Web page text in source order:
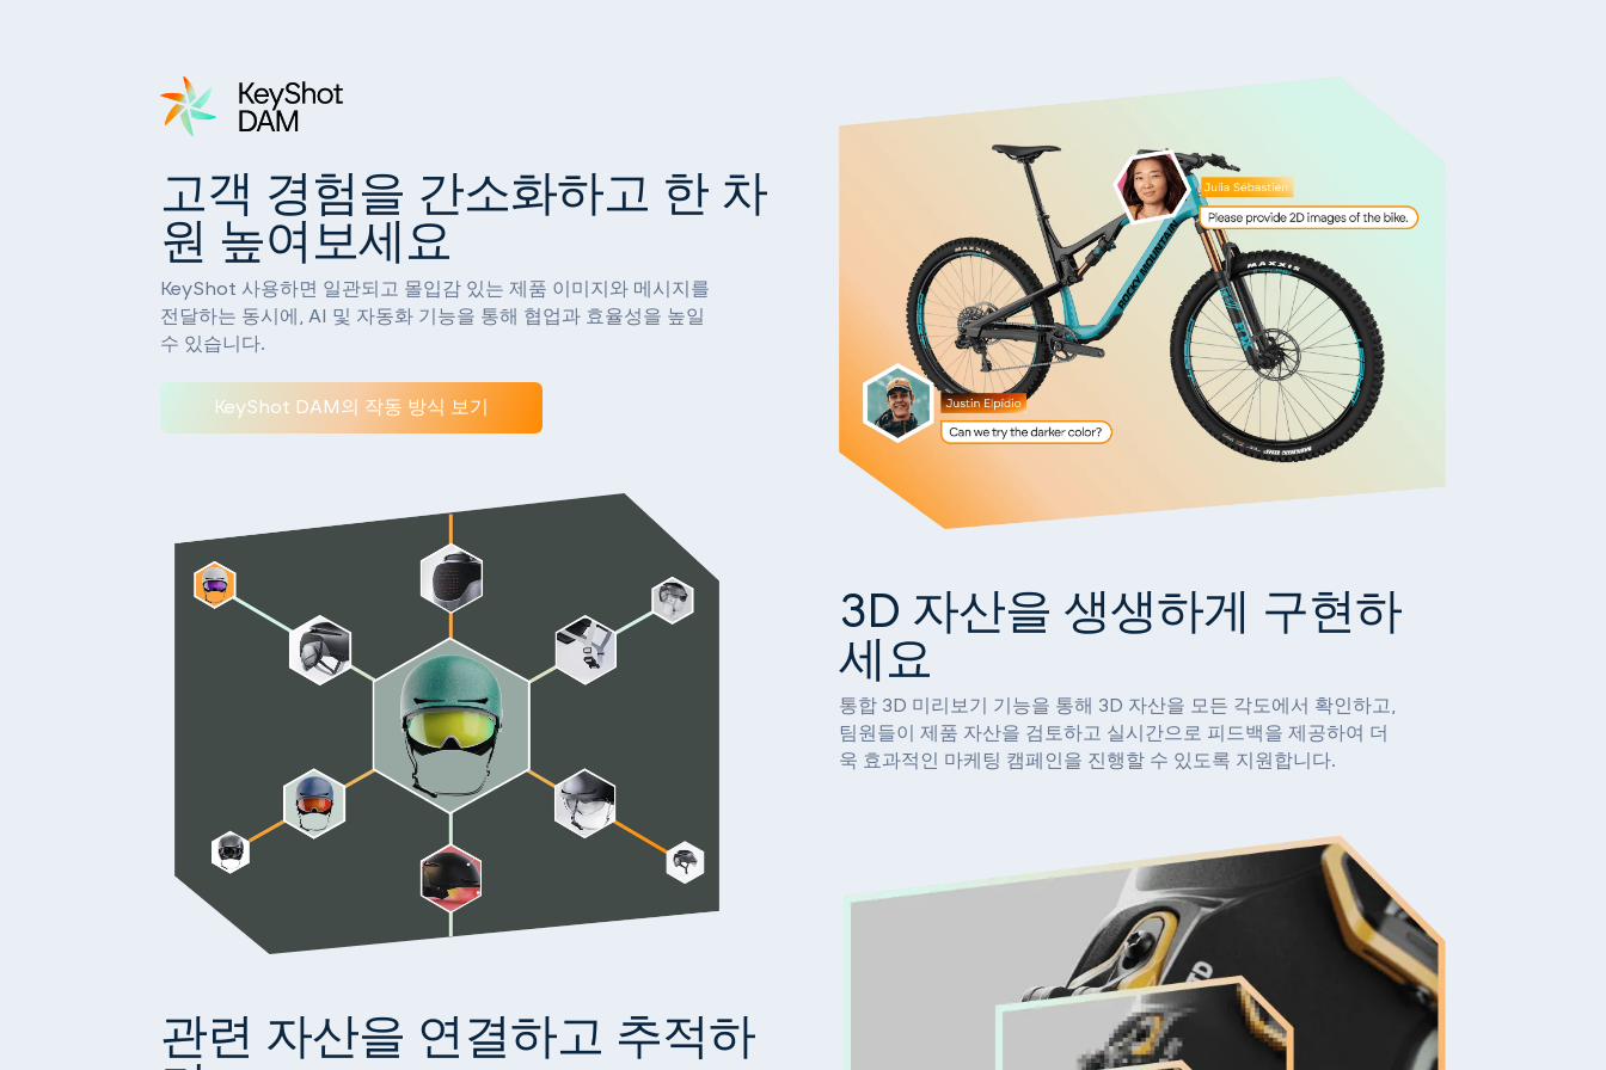
고객 경험을 간소화하고 한 차
원 높여보세요
KeyShot 사용하면 일관되고 몰입감 있는 제품 이미지와 메시지를
전달하는 동시에, AI 및 자동화 기능을 통해 협업과 효율성을 높일
수 있습니다.
KeyShot DAM의 작동 방식 보기
관련 자산을 연결하고 추적하
3D 자산을 생생하게 구현하
세요
통합 3D 미리보기 기능을 통해 3D 자산을 모든 각도에서 확인하고,
팀원들이 제품 자산을 검토하고 실시간으로 피드백을 제공하여 더
욱 효과적인 마케팅 캠페인을 진행할 수 있도록 지원합니다.